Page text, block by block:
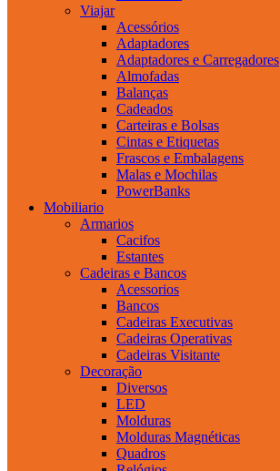
Viajar
Acessórios
Adaptadores
Adaptadores e Carregadores
Almofadas
Balanças
Cadeados
Carteiras e Bolsas
Cintas e Etiquetas
Frascos e Embalagens
Malas e Mochilas
PowerBanks
Mobiliario
Armarios
Cacifos
Estantes
Cadeiras e Bancos
Acessorios
Bancos
Cadeiras Executivas
Cadeiras Operativas
Cadeiras Visitante
Decoração
Diversos
LED
Molduras
Molduras Magnéticas
Quadros